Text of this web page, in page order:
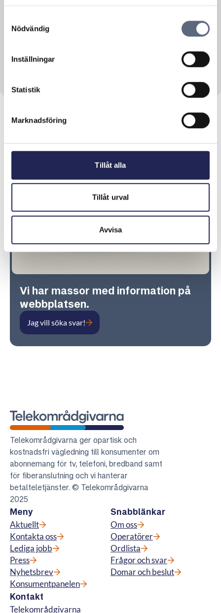
Nödvändig
Inställningar
Statistik
Marknadsföring
Tillåt alla
Tillåt urval
Avvisa
Telekområdgivarna har på senare tid sett en
Läs mer om denna Press
Vi har massor med information på
webbplatsen.
Jag vill söka svar!
Telekområdgivarna
Telekområdgivarna ger opartisk och
kostnadsfri vägledning till konsumenter om
abonnemang för tv, telefoni, bredband samt
för fiberanslutning och vi hanterar
betalteletjänster. © Telekområdgivarna
2025
Meny
Aktuellt
Kontakta oss
Lediga jobb
Press
Nyhetsbrev
Konsumentpanelen
Snabblänkar
Om oss
Operatörer
Ordlista
Frågor och svar
Domar och beslut
Kontakt
Telekområdgivarna